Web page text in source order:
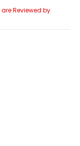
Reviewed by